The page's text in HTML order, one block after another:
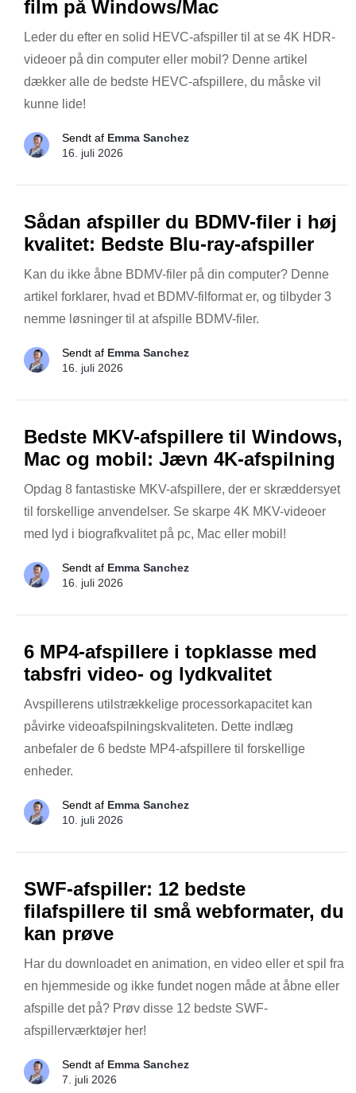
film på Windows/Mac
Leder du efter en solid HEVC-afspiller til at se 4K HDR-
videoer på din computer eller mobil? Denne artikel
dækker alle de bedste HEVC-afspillere, du måske vil
kunne lide!
Sendt af Emma Sanchez
16. juli 2026
Sådan afspiller du BDMV-filer i høj
kvalitet: Bedste Blu-ray-afspiller
Kan du ikke åbne BDMV-filer på din computer? Denne
artikel forklarer, hvad et BDMV-filformat er, og tilbyder 3
nemme løsninger til at afspille BDMV-filer.
Sendt af Emma Sanchez
16. juli 2026
Bedste MKV-afspillere til Windows,
Mac og mobil: Jævn 4K-afspilning
Opdag 8 fantastiske MKV-afspillere, der er skræddersyet
til forskellige anvendelser. Se skarpe 4K MKV-videoer
med lyd i biografkvalitet på pc, Mac eller mobil!
Sendt af Emma Sanchez
16. juli 2026
6 MP4-afspillere i topklasse med
tabsfri video- og lydkvalitet
Avspillerens utilstrækkelige processorkapacitet kan
påvirke videoafspilningskvaliteten. Dette indlæg
anbefaler de 6 bedste MP4-afspillere til forskellige
enheder.
Sendt af Emma Sanchez
10. juli 2026
SWF-afspiller: 12 bedste
filafspillere til små webformater, du
kan prøve
Har du downloadet en animation, en video eller et spil fra
en hjemmeside og ikke fundet nogen måde at åbne eller
afspille det på? Prøv disse 12 bedste SWF-
afspillerværktøjer her!
Sendt af Emma Sanchez
7. juli 2026